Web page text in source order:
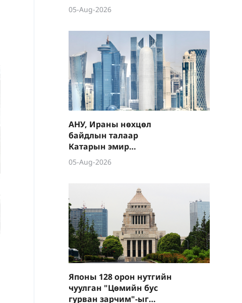
05-Aug-2026
АНУ, Ираны нөхцөл
байдлын талаар
Катарын эмир
Д.Трамптай утсаар ярив
05-Aug-2026
Японы 128 орон нутгийн
чуулган "Цөмийн бус
гурван зарчим"-ыг